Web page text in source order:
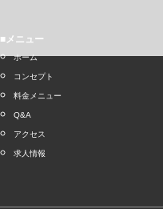
■メニュー
ホーム
コンセプト
料金メニュー
Q&A
アクセス
求人情報